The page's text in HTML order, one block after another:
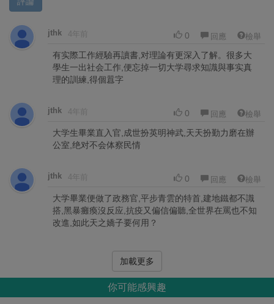
jthk 4年前 0 回應 檢舉
有实際工作經驗再讀書,对理論有更深入了解。很多大
學生一出社会工作,便忘掉一切大学尋求知識與事实真
理的訓練,得個囂字
jthk 4年前 0 回應 檢舉
大学生畢業直入官,成世扮英明神武,天天扮勤力磨在辦
公室,绝对不会体察民情
jthk 4年前 0 回應 檢舉
大学畢業便做了政務官,平步青雲的特首,建地鐵都不識
搭,黑暴癱瘓沒反应,抗疫又偏信偏聽,全世界在罵也不知
改進,如此天之嬌子要何用？
加載更多
你可能感興趣